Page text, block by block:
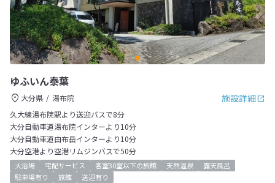
ゆふいん泰葉
施設詳細
大分県
湯布院
久大線湯布院駅より送迎バスで8分
大分自動車道湯布院インターより10分
大分自動車道由布岳インターより10分
大分空港より空港リムジンバスで50分
大浴場 宅配サービス 客室30室以下の旅館 天然温泉
露天風呂
駐車場有り
旅館 送迎有り